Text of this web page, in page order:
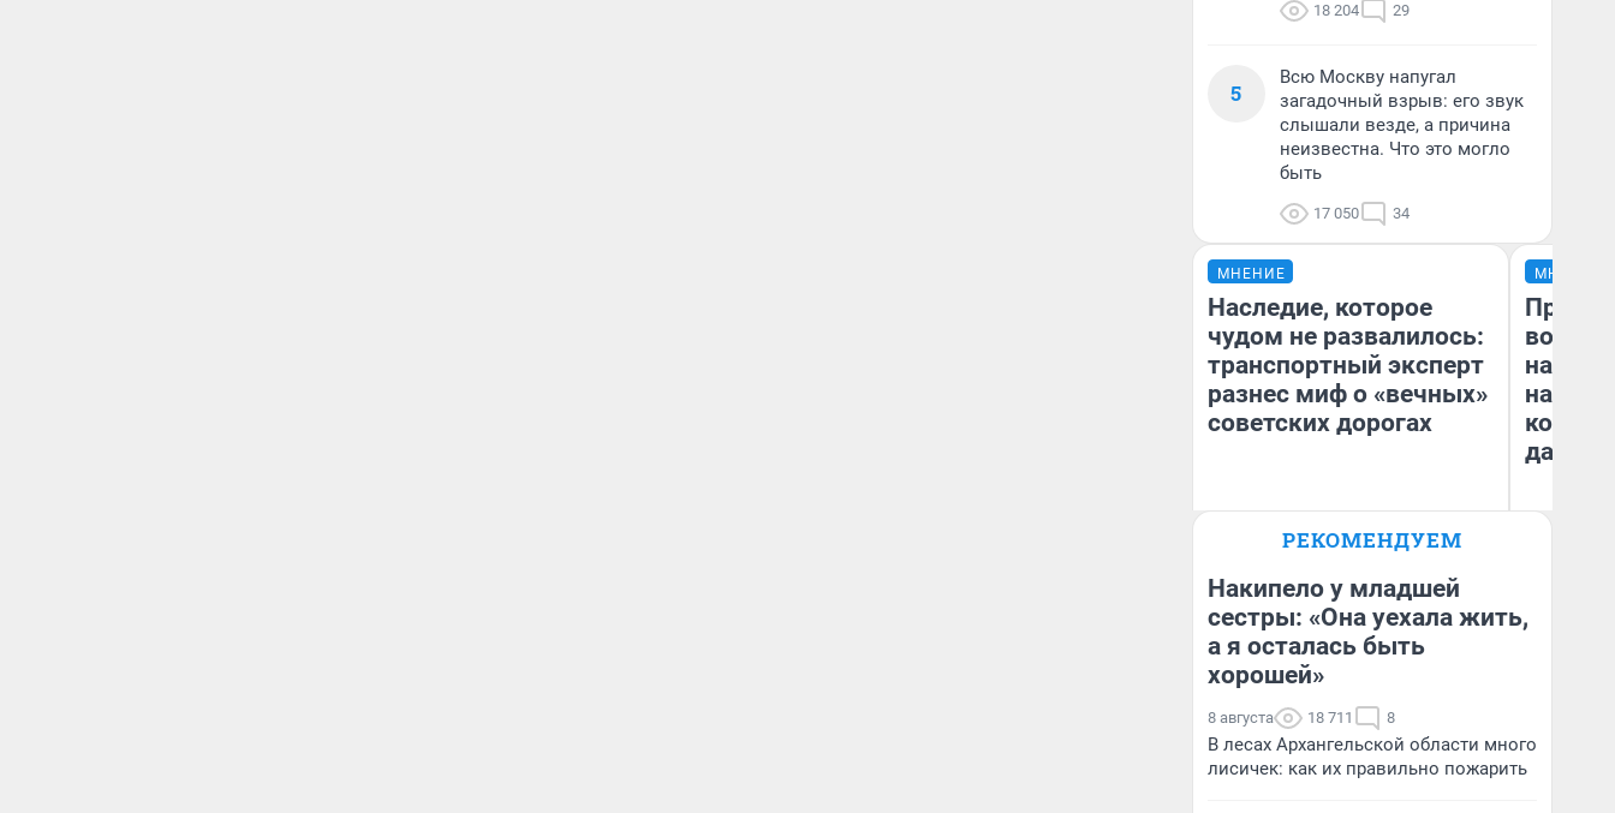
18 204 29
5
Всю Москву напугал
загадочный взрыв: его звук
слышали везде, а причина
неизвестна. Что это могло
быть
17 050 34
МНЕНИЕ
Наследие, которое
чудом не развалилось:
транспортный эксперт
разнес миф о «вечных»
советских дорогах
Блогер, предприниматель,
бизнесе
МНЕНИЕ
нам
даже
РЕКОМЕНДУЕМ
Накипело у младшей
сестры: «Она уехала жить,
а я осталась быть
хорошей»
8 августа 18 711 8
В лесах Архангельской области много
лисичек: как их правильно пожарить